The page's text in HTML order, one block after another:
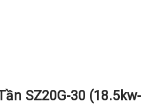
SZ20G-30 (18.5kw-